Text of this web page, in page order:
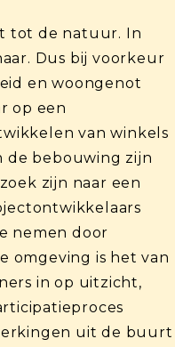
tot de natuur. In
Dus bij voorkeur
en woongenot
op een
van winkels
de bebouwing zijn
zijn naar een
nemen door
omgeving is het van
in op uitzicht,
uit de buurt